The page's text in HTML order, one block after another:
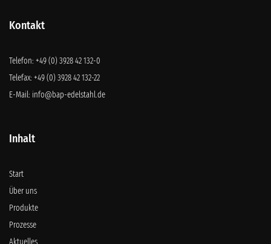
Kontakt
Telefon: +49 (0) 3928 42 132-0
Telefax: +49 (0) 3928 42 132-22
E-Mail: info@bap-edelstahl.de
Inhalt
Start
Über uns
Produkte
Prozesse
Aktuelles